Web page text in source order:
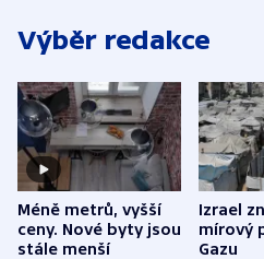
Výběr redakce
Méně metrů, vyšší
ceny. Nové byty jsou
stále menší
Izrael
mírový
Gazu